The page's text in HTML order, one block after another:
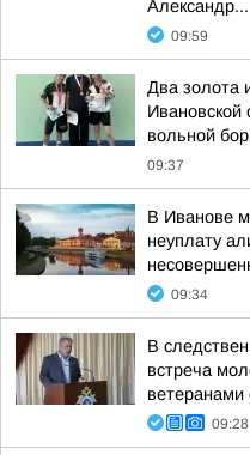
Александр...
09:59
Два золота
Ивановской
вольной
09:37
В Иванове
неуплату
09:34
В
встреча
ветеранами
09:28